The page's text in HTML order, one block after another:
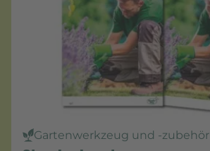
Gartenwerkzeug und -zubehör